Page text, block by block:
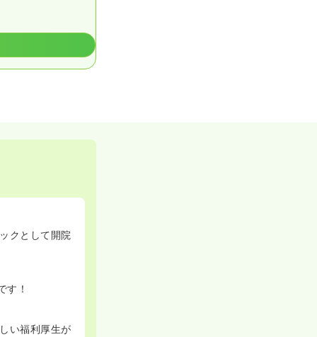
クとして開院
す！
い福利厚生が